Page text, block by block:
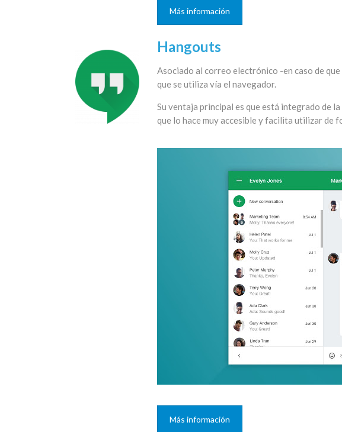
Más información
Hangouts
Asociado al correo electrónico -en caso de
que se utiliza vía el navegador.
Su ventaja principal es que está integrado de
que lo hace muy accesible y facilita utilizar de
Más información